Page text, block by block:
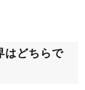
はどちらで